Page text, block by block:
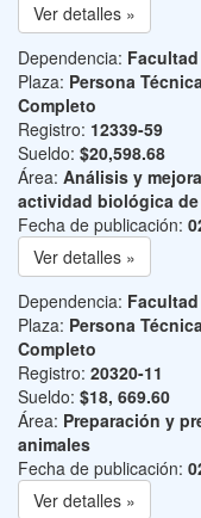
Ver detalles »
Dependencia:
Plaza: Persona
Completo
Registro: 12339-59
Sueldo: $20,598.68
Área: Análisis y
actividad biológica
Fecha de publicación:
Ver detalles »
Dependencia:
Plaza: Persona
Completo
Registro: 20320-11
Sueldo: $18, 669.60
Área: Preparación y
animales
Fecha de publicación:
Ver detalles »